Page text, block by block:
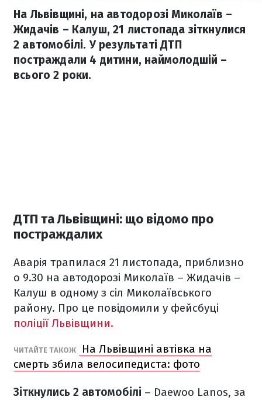
На Львівщині, на автодорозі Миколаїв –
Жидачів – Калуш, 21 листопада зіткнулися
2 автомобілі. У результаті ДТП
постраждали 4 дитини, наймолодшій –
всього 2 роки.
ДТП та Львівщині: що відомо про
постраждалих
Аварія трапилася 21 листопада, приблизно
о 9.30 на автодорозі Миколаїв – Жидачів –
Калуш в одному з сіл Миколаївського
району. Про це повідомили у фейсбуці
поліції Львівщини.
ЧИТАЙТЕ ТАКОЖ
На Львівщині автівка на
смерть збила велосипедиста: фото
Зіткнулись 2 автомобілі – Daewoo Lanos, за